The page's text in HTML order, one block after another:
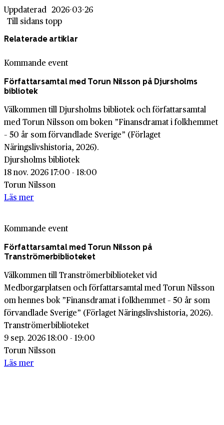
Uppdaterad 2026-03-26
Till sidans topp
Relaterade artiklar
Kommande event
Författarsamtal med Torun Nilsson på Djursholms
bibliotek
Välkommen till Djursholms bibliotek och författarsamtal
med Torun Nilsson om boken ”Finansdramat i folkhemmet
– 50 år som förvandlade Sverige” (Förlaget
Näringslivshistoria, 2026).
Djursholms bibliotek
18 nov. 2026 17:00 - 18:00
Torun Nilsson
Läs mer
Kommande event
Författarsamtal med Torun Nilsson på
Tranströmerbiblioteket
Välkommen till Tranströmerbiblioteket vid
Medborgarplatsen och författarsamtal med Torun Nilsson
om hennes bok ”Finansdramat i folkhemmet – 50 år som
förvandlade Sverige” (Förlaget Näringslivshistoria, 2026).
Tranströmerbiblioteket
9 sep. 2026 18:00 - 19:00
Torun Nilsson
Läs mer